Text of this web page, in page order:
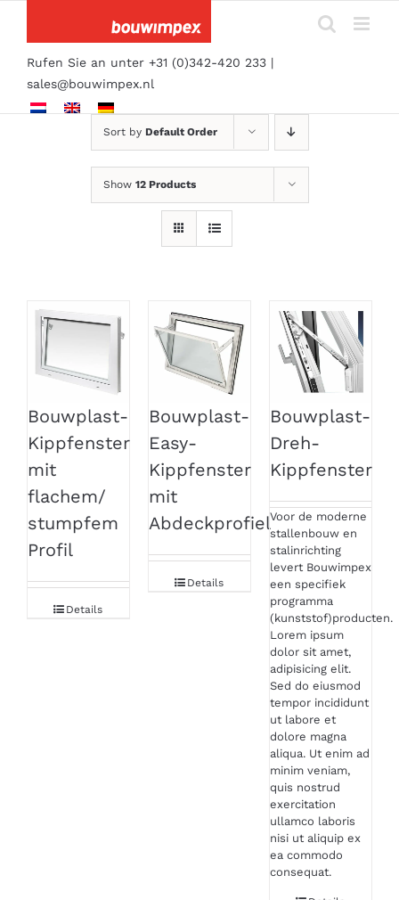
content
Rufen Sie an unter +31 (0)342-420 233 |
sales@bouwimpex.nl
Sort by Default Order
Show 12 Products
Bouwplast-
Kippfenster
mit
flachem/
stumpfem
Profil
Details
Bouwplast-
Easy-
Kippfenster
mit
Abdeckprofiel
Details
Bouwplast-
Dreh-
Kippfenster
Voor de moderne
stallenbouw en
stalinrichting
levert Bouwimpex
een specifiek
programma
(kunststof)producten.
Lorem ipsum
dolor sit amet,
adipisicing elit.
Sed do eiusmod
tempor incididunt
ut labore et
dolore magna
aliqua. Ut enim ad
minim veniam,
quis nostrud
exercitation
ullamco laboris
nisi ut aliquip ex
ea commodo
consequat.